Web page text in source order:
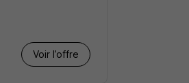
Voir l’offre